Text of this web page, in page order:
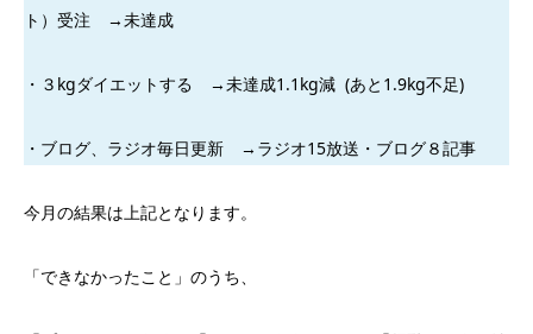
ト）受注 →未達成
・３kgダイエットする →未達成1.1kg減 (あと1.9kg不足)
・ブログ、ラジオ毎日更新 →ラジオ15放送・ブログ８記事
今月の結果は上記となります。
「できなかったこと」のうち、